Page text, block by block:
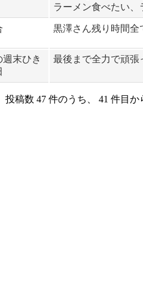
ラーメン食べたい
黒澤さん残り時間全
末ひき
最後まで全力で頑張
稿数 47 件のうち、 41 件目か